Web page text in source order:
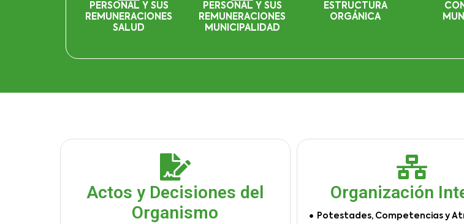
PERSONAL Y SUS
REMUNERACIONES
SALUD
PERSONAL Y SUS
REMUNERACIONES
MUNICIPALIDAD
ESTRUCTURA
ORGÁNICA
Actos y Decisiones del
Organismo
Organización
Potestades, Competencias y